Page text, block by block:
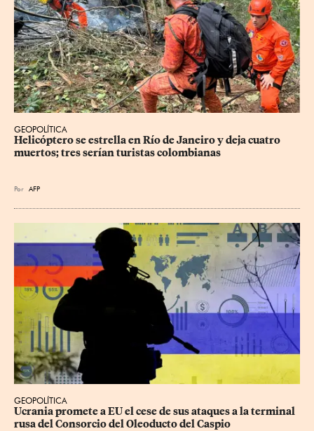
GEOPOLÍTICA
Helicóptero se estrella en Río de Janeiro y deja cuatro
muertos; tres serían turistas colombianas
Por AFP
GEOPOLÍTICA
Ucrania promete a EU el cese de sus ataques a la terminal
rusa del Consorcio del Oleoducto del Caspio